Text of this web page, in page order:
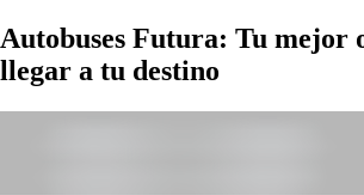
Autobuses Futura: Tu mejor
llegar a tu destino